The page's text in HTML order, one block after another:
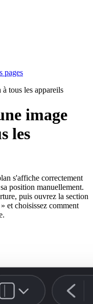
pages
tous les appareils
image
les
s'affiche correctement
position manuellement.
puis ouvrez la section
et choisissez comment